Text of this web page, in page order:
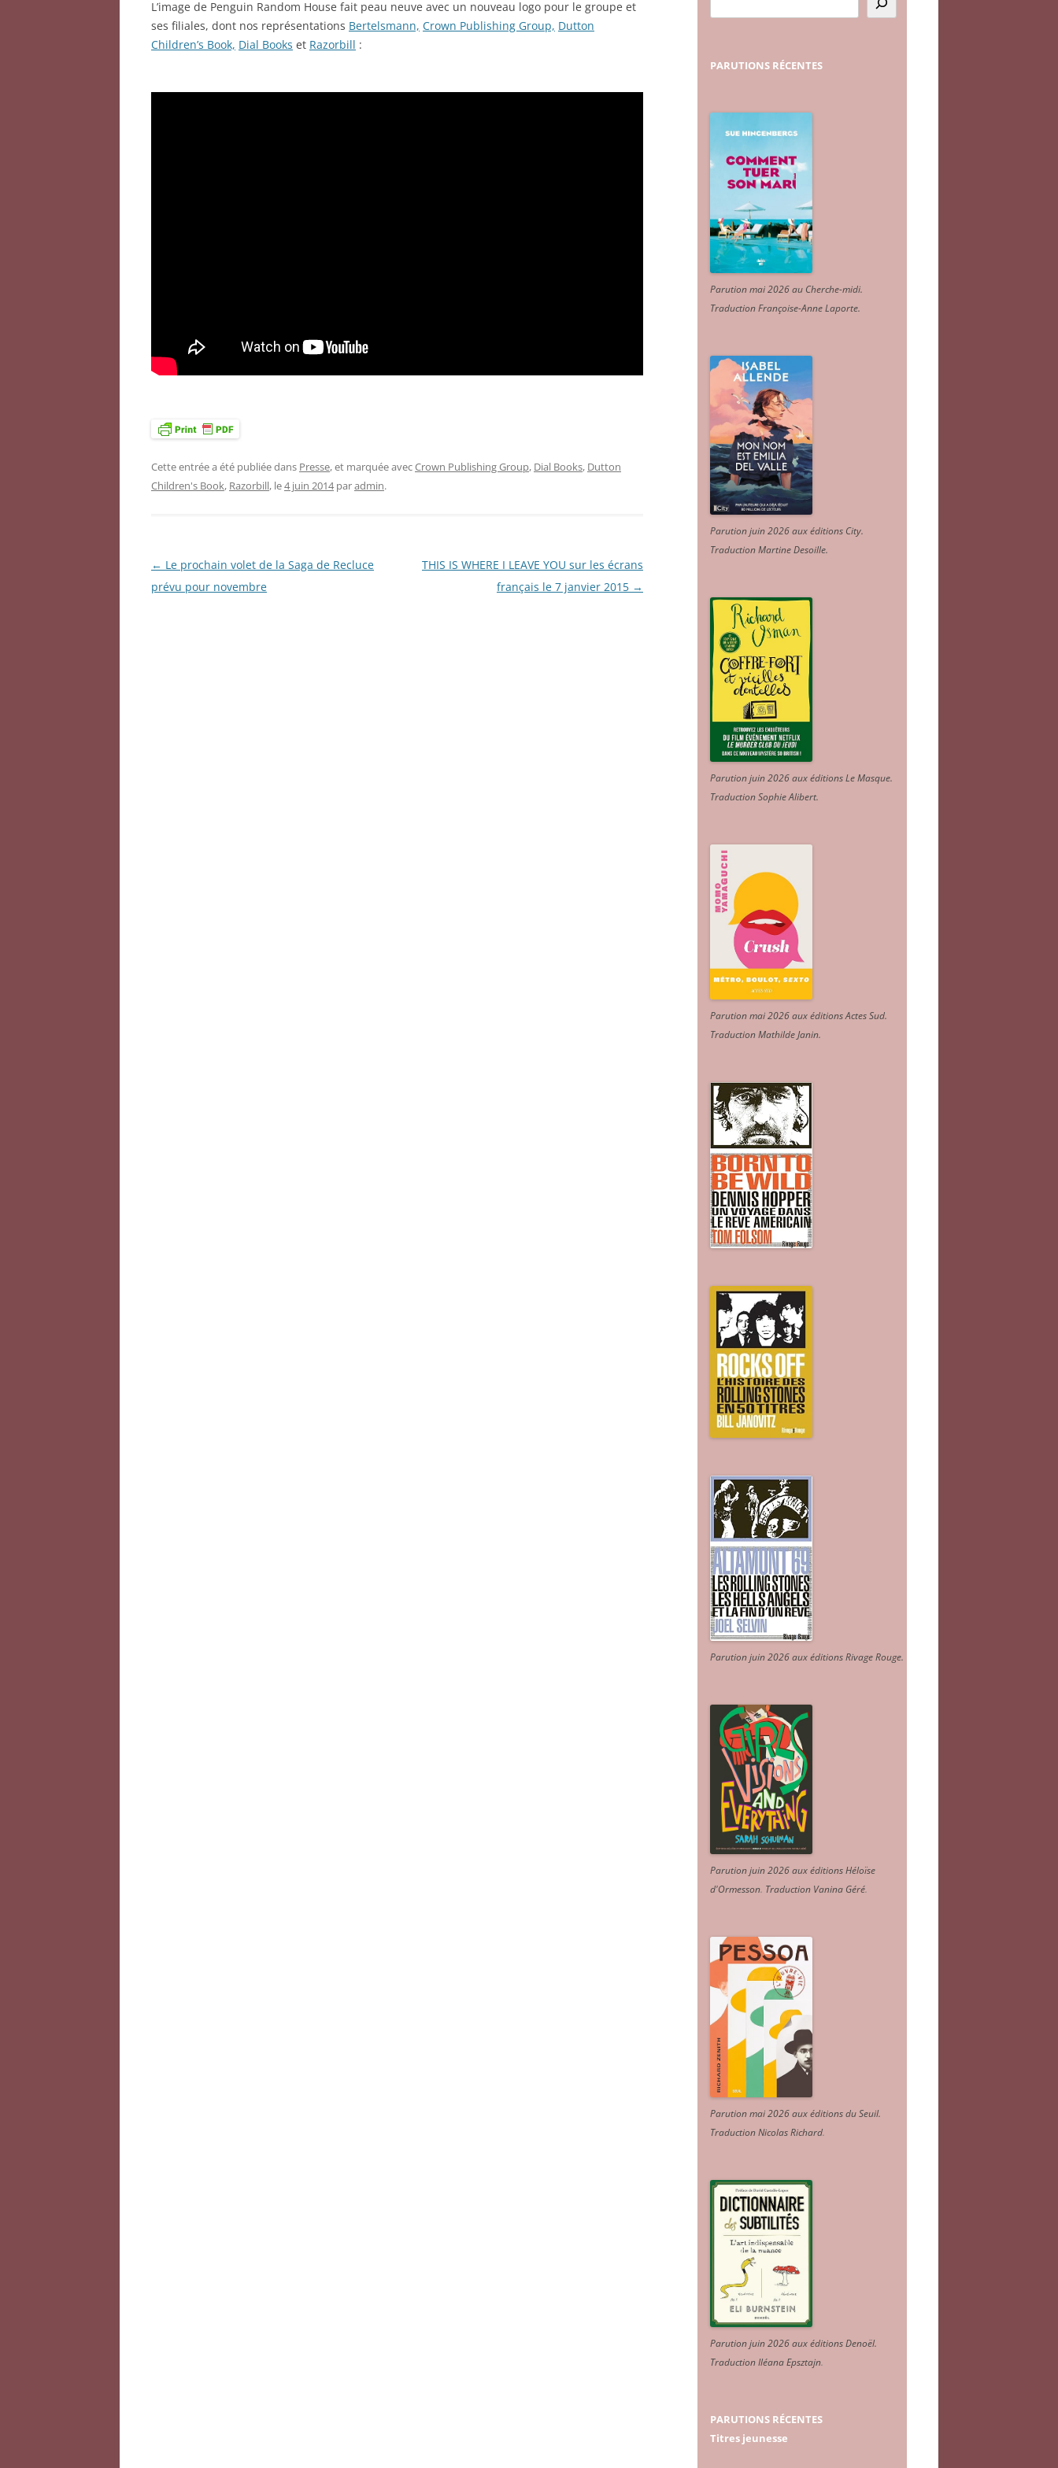
L’image de Penguin Random House fait peau neuve avec un nouveau logo pour le groupe et
ses filiales, dont nos représentations Bertelsmann, Crown Publishing Group, Dutton
Children’s Book, Dial Books et Razorbill :
Cette entrée a été publiée dans Presse, et marquée avecCrown Publishing Group, Dial Books, Dutton
Children's Book, Razorbill, le4 juin 2014 paradmin.
Navigation
des
← Le prochain volet de la Saga de Recluce
prévu pour novembre
THIS IS WHERE I LEAVE YOU sur les écrans
français le 7 janvier 2015 →
PARUTIONS RÉCENTES
Parution mai 2026 au Cherche-midi.
Traduction Françoise-Anne Laporte.
Parution juin 2026 aux éditions City.
Traduction Martine Desoille.
Parution juin 2026 aux éditions Le Masque.
Traduction Sophie Alibert.
Parution mai 2026 aux éditions Actes Sud.
Traduction Mathilde Janin.
Parution juin 2026 aux éditions Rivage Rouge.
Parution juin 2026 aux éditions Héloïse
d'Ormesson. Traduction Vanina Géré.
Parution mai 2026 aux éditions du Seuil.
Traduction Nicolas Richard.
Parution juin 2026 aux éditions Denoël.
Traduction Iléana Epsztajn.
PARUTIONS RÉCENTES
Titres jeunesse